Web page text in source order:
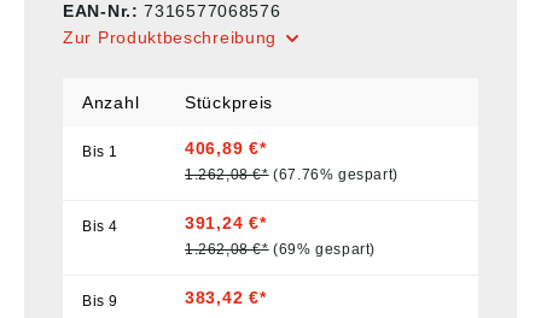
EAN-Nr.:7316577068576
Zur Produktbeschreibung
Anzahl Stückpreis
Bis 1 406,89 €*
1.262,08 €* (67.76% gespart)
Bis4 391,24 €*
1.262,08 €* (69% gespart)
Bis9 383,42 €*